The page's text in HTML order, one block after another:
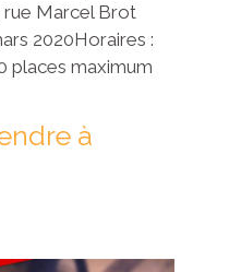
rue Marcel Brot
2020Horaires :
places maximum
à